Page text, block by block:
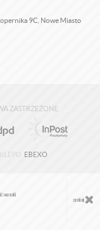
9C, Nowe Miasto
ZASTRZEŻONE
EBEXO
warunki
zamknij